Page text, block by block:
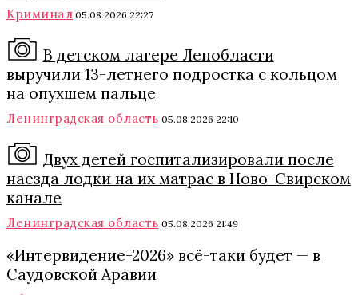
Криминал 05.08.2026 22:27
В детском лагере Ленобласти
выручили 13-летнего подростка с кольцом
на опухшем пальце
Ленинградская область 05.08.2026 22:10
Двух детей госпитализировали после
наезда лодки на их матрас в Ново-Свирском
канале
Ленинградская область 05.08.2026 21:49
«Интервидение-2026» всё-таки будет — в
Саудовской Аравии